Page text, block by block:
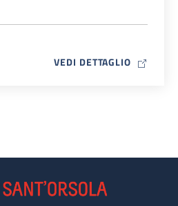
VEDI DETTAGLIO MAP ICON